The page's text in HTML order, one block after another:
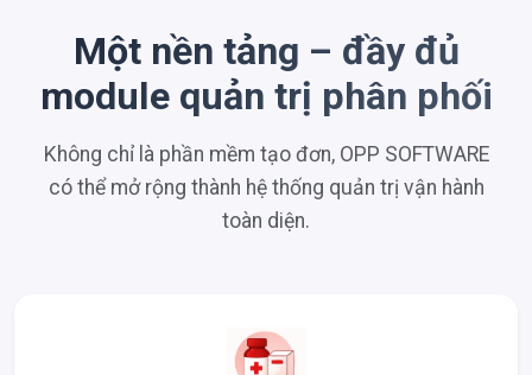
Một nền tảng – đầy đủ
module quản trị phân phối
Không chỉ là phần mềm tạo đơn, OPP SOFTWARE
có thể mở rộng thành hệ thống quản trị vận hành
toàn diện.